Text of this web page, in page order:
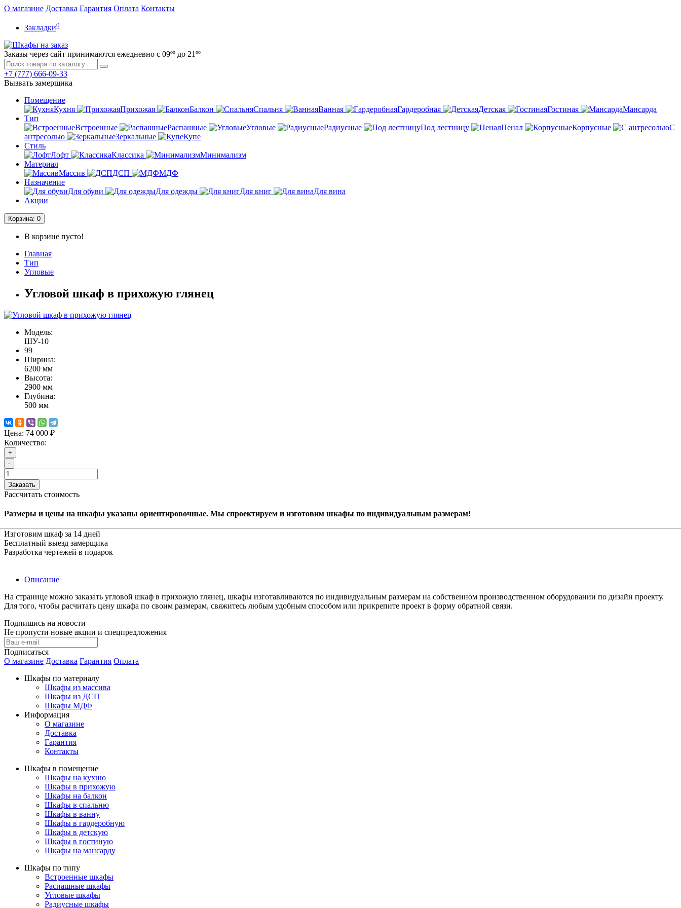
О магазине Доставка Гарантия Оплата Контакты
Закладки0
Заказы через сайт принимаются ежедневно с 09ºº до 21ºº
+7 (777) 666-09-33
Вызвать замерщика
Помещение
Кухня
Прихожая Балкон Спальня Ванная Гардеробная Детская Гостиная
Мансарда
Тип
Встроенные
Распашные Угловые Радиусные Под лестницу Пенал Корпусные
С
антресолью
Зеркальные
Купе
Стиль
Лофт
Классика
Минимализм
Материал
Массив
ДСП
МДФ
Назначение
Для обуви
Для одежды Для книг
Для вина
Акции
Корзина: 0
В корзине пусто!
Главная
Тип
Угловые
Угловой шкаф в прихожую глянец
Модель:
ШУ-10
99
Ширина:
6200 мм
Высота:
2900 мм
Глубина:
500 мм
Цена: 74 000 ₽
Количество:
+
-
Заказать
Рассчитать стоимость
Размеры и цены на шкафы указаны ориентировочные. Мы спроектируем и изготовим шкафы по индивидуальным размерам!
Изготовим шкаф за 14 дней
Бесплатный выезд замерщика
Разработка чертежей в подарок
Описание
На странице можно заказать угловой шкаф в прихожую глянец, шкафы изготавливаются по индивидуальным размерам на собственном производственном оборудовании по дизайн проекту.
Для того, чтобы расчитать цену шкафа по своим размерам, свяжитесь любым удобным способом или прикрепите проект в форму обратной связи.
Подпишись на новости
Не пропусти новые акции и спецпредложения
Подписаться
О магазине Доставка Гарантия Оплата
Шкафы по материалу
Шкафы из массива
Шкафы из ДСП
Шкафы МДФ
Информация
О магазине
Доставка
Гарантия
Контакты
Шкафы в помещение
Шкафы на кухню
Шкафы в прихожую
Шкафы на балкон
Шкафы в спальню
Шкафы в ванну
Шкафы в гардеробную
Шкафы в детскую
Шкафы в гостиную
Шкафы на мансарду
Шкафы по типу
Встроенные шкафы
Распашные шкафы
Угловые шкафы
Радиусные шкафы